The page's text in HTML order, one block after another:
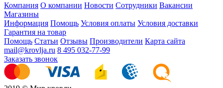
Компания О компании Новости Сотрудники Вакансии
Магазины
Информация Помощь Условия оплаты Условия доставки
Гарантия на товар
Помощь Статьи Отзывы Производители Карта сайта
mail@krovlja.ru 8 495 032-77-99
Заказать звонок